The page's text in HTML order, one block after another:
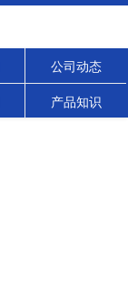
公司动态
产品知识